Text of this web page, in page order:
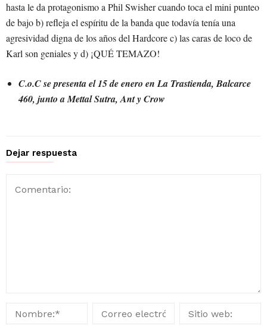
hasta le da protagonismo a Phil Swisher cuando toca el mini punteo
de bajo b) refleja el espíritu de la banda que todavía tenía una
agresividad digna de los años del Hardcore c) las caras de loco de
Karl son geniales y d) ¡QUÉ TEMAZO!
C.o.C se presenta el 15 de enero en La Trastienda, Balcarce
460, junto a Mettal Sutra, Ant y Crow
Dejar respuesta